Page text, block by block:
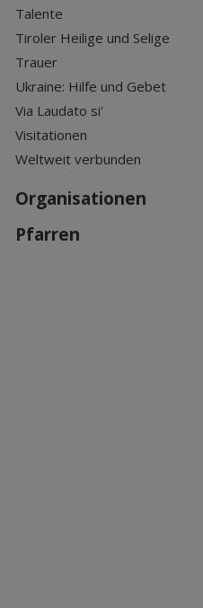
Talente
Tiroler Heilige und Selige
Trauer
Ukraine: Hilfe und Gebet
Via Laudato si'
Visitationen
Weltweit verbunden
Organisationen
Pfarren